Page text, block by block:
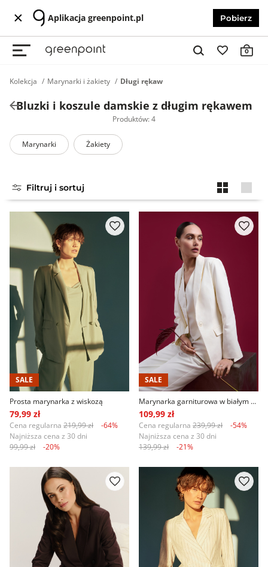
Aplikacja greenpoint.pl Pobierz
0
Kolekcja Marynarki i żakiety Długi rękaw
Bluzki i koszule damskie z długim rękawem
Produktów: 4
Marynarki Żakiety
Filtruj i sortuj
SALE
Prosta marynarka z wiskozą
79,99 zł
Cena regularna 219,99 zł
-64%
Najniższa cena z 30 dni
99,99 zł
-20%
SALE
Marynarka garniturowa w białym kolorze
109,99 zł
Cena regularna 239,99 zł
-54%
Najniższa cena z 30 dni
139,99 zł
-21%